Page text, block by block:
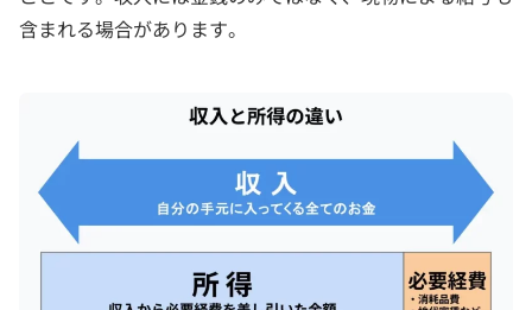
含まれる場合があります。